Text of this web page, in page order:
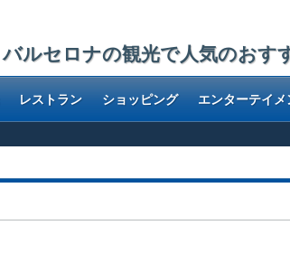
バルセロナの観光で人気のおす
レストラン ショッピング エンターテイメ